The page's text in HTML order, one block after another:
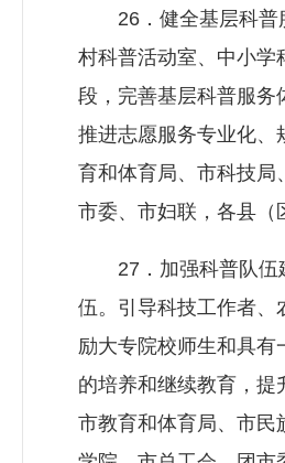
26．健全基层科普服
村科普活动室、中小学
段，完善基层科普服务
推进志愿服务专业化、
育和体育局、市科技局
市委、市妇联，各县（
27．加强科普队伍建
伍。引导科技工作者、
励大专院校师生和具
的培养和继续教育，
市教育和体育局、市民